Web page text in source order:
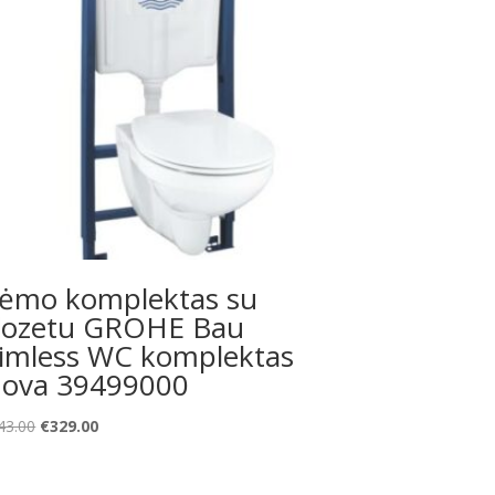
komplektas su
GROHE Bau
WC komplektas
39499000
Original
€329.00Current